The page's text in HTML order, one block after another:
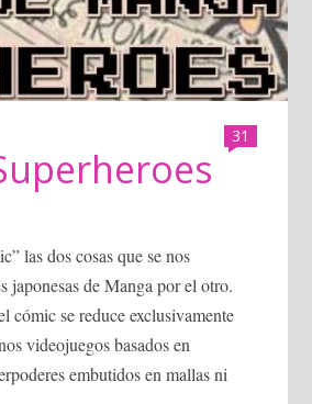
31
las dos cosas que se nos
japonesas de Manga por el otro.
cómic se reduce exclusivamente
videojuegos basados en
embutidos en mallas ni